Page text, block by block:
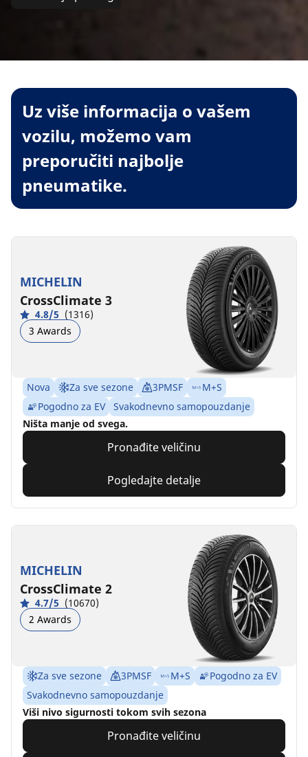
Uz više informacija o vašem
vozilu, možemo vam
preporučiti najbolje
pneumatike.
MICHELIN
CrossClimate 3
4.8/5 (1316)
3 Awards
Nova Za sve sezone 3PMSF
M+S
Pogodno za EV
Svakodnevno samopouzdanje
Ništa manje od svega.
Pronađite veličinu
Pogledajte detalje
MICHELIN
CrossClimate 2
4.7/5 (10670)
2 Awards
Za sve sezone 3PMSF M+S
Pogodno za EV
Svakodnevno samopouzdanje
Viši nivo sigurnosti tokom svih sezona
Pronađite veličinu